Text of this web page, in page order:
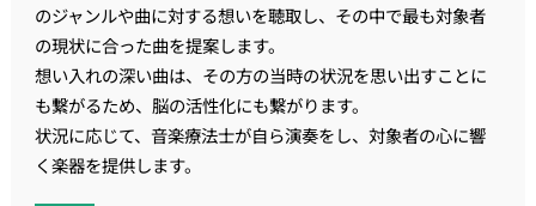
のジャンルや曲に対する想いを聴取し、その中で最も対象者
の現状に合った曲を提案します。
想い入れの深い曲は、その方の当時の状況を思い出すことに
も繋がるため、脳の活性化にも繋がります。
状況に応じて、音楽療法士が自ら演奏をし、対象者の心に響
く楽器を提供します。